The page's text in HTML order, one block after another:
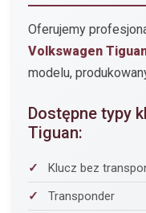
Oferujemy
Volkswagen
modelu,
Dostępne typy
Tiguan:
Klucz bez
Transponder